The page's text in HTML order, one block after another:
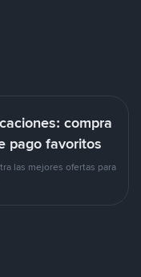
compra
pago favoritos
las mejores ofertas para